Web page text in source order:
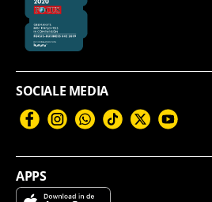
SOCIALE MEDIA
FacebookInstagram
WhatsApp
TikTokTwitterYouTube
APPS